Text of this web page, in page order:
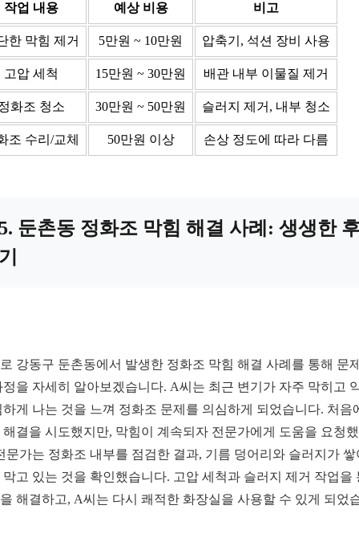
작업 내용 예상 비용 비고
한 막힘 제거 5만원 ~ 10만원 압축기, 석션 장비 사용
고압 세척 15만원 ~ 30만원 배관 내부 이물질 제거
화조 청소 30만원 ~ 50만원 슬러지 제거, 내부 청소
조 수리/교체 50만원 이상 손상 정도에 따라 다름
둔촌동 정화조 막힘 해결 사례: 생생한
강동구 둔촌동에서 발생한 정화조 막힘 해결 사례를 통해 문
정을 자세히 알아보겠습니다. A씨는 최근 변기가 자주 막히고
하게 나는 것을 느껴 정화조 문제를 의심하게 되었습니다. 처음
해결을 시도했지만, 막힘이 계속되자 전문가에게 도움을 요청
문가는 정화조 내부를 점검한 결과, 기름 덩어리와 슬러지가 쌓
막고 있는 것을 확인했습니다. 고압 세척과 슬러지 제거 작업을
해결하고, A씨는 다시 쾌적한 화장실을 사용할 수 있게 되었